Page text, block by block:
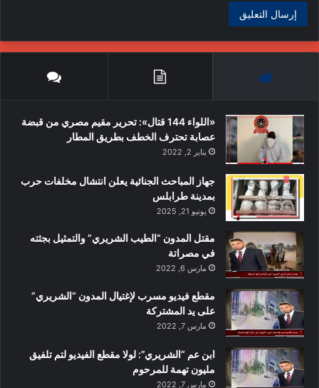
«اللواء 144 قتال»: تحرير مقيم مصري من قبضة
عصابة تحترف الخطف بطريق المطار
يناير 2, 2022
جهاز المباحث الجنائية يعلن انتشال مخلفات حرب
بمدينة طرابلس
يونيو 21, 2025
مقتل المدون “الطيب الشريري” والتمثيل بجثته
في مصراتة
مارس 6, 2022
مقطع فيديو مسرب لإغتيال المدون “الشريري”
على يد المشتركة
مارس 7, 2022
ابن عم “الشريري”: لولا مقطع الفيديو لتم تلفيق
مليون تهمة للمرحوم
مارس 7, 2022